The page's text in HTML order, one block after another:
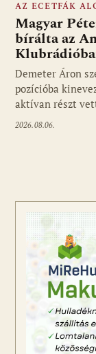
Fotó: media1.hu
AZ ECETFÁK
Magyar
bírálta az
Demeter Áron
pozícióba
aktívan részt
2026.08.06.